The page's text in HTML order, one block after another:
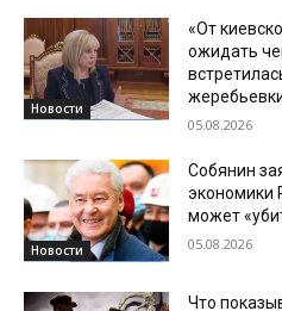
Новости
«От
ожидать
05.08.2026
Новости
Собянин
экономики
может
05.08.2026
Что